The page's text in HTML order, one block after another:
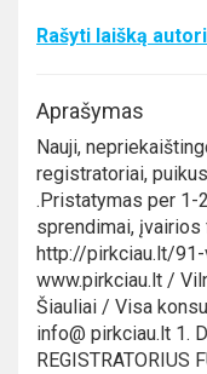
Rašyti laišką
Aprašymas
Nauji,
registratoriai,
.Pristatymas per 1-
sprendimai, įvairios
http://pirkciau.lt/
www.pirkciau.lt /
Šiauliai / Visa
info@ pirkciau.lt 1.
REGISTRATORIUS